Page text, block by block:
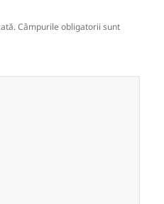
Câmpurile obligatorii sunt